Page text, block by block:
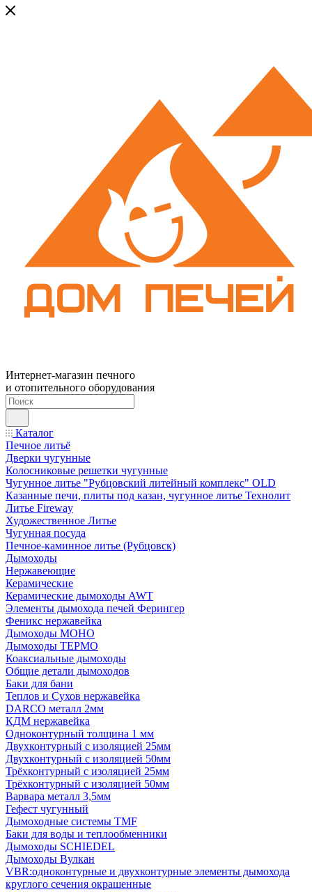
Интернет-магазин печного
и отопительного оборудования
Каталог
Печное литьё
Дверки чугунные
Колосниковые решетки чугунные
Чугунное литье "Рубцовский литейный комплекс" OLD
Казанные печи, плиты под казан, чугунное литье Технолит
Литье Fireway
Художественное Литье
Чугунная посуда
Печное-каминное литье (Рубцовск)
Дымоходы
Нержавеющие
Керамические
Керамические дымоходы AWT
Элементы дымохода печей Ферингер
Феникс нержавейка
Дымоходы МОНО
Дымоходы ТЕРМО
Коаксиальные дымоходы
Общие детали дымоходов
Баки для бани
Теплов и Сухов нержавейка
DARCO металл 2мм
КДМ нержавейка
Одноконтурный толщина 1 мм
Двухконтурный с изоляцией 25мм
Двухконтурный с изоляцией 50мм
Трёхконтурный с изоляцией 25мм
Трёхконтурный с изоляцией 50мм
Варвара металл 3,5мм
Гефест чугунный
Дымоходные системы TMF
Баки для воды и теплообменники
Дымоходы SCHIEDEL
Дымоходы Вулкан
VBR:одноконтурные и двухконтурные элементы дымохода
круглого сечения окрашенные